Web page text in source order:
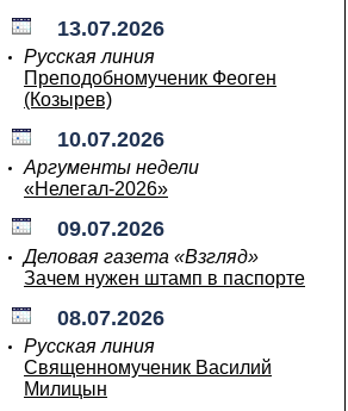
13.07.2026
Русская линия
Преподобномученик Феоген
(Козырев)
10.07.2026
Аргументы недели
«Нелегал-2026»
09.07.2026
Деловая газета «Взгляд»
Зачем нужен штамп в паспорте
08.07.2026
Русская линия
Священномученик Василий
Милицын